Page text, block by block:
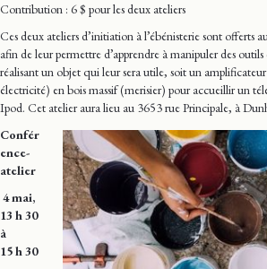
Contribution : 6 $ pour les deux ateliers
Ces deux ateliers d’initiation à l’ébénisterie sont offerts
afin de leur permettre d’apprendre à manipuler des outils
réalisant un objet qui leur sera utile, soit un amplificateur
électricité) en bois massif (merisier) pour accueillir un
Ipod. Cet atelier aura lieu au 3653 rue Principale, à
Confér
ence-
atelier
4 mai,
13 h 30
à
15 h 30